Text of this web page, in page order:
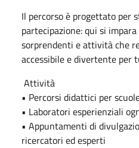
Il percorso è progettato per
partecipazione: qui si
sorprendenti e attività che
accessibile e divertente per
Attività
• Percorsi didattici per
• Laboratori esperienziali
• Appuntamenti di
ricercatori ed esperti